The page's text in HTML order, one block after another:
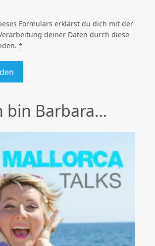
Formulars erklärst du dich mit der
deiner Daten durch diese
*
bin Barbara…